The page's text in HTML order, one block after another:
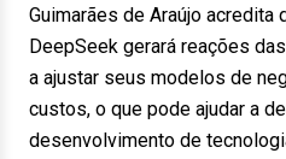
Guimarães de Araújo acredita
DeepSeek gerará reações
a ajustar seus modelos de
custos, o que pode ajudar a
desenvolvimento de